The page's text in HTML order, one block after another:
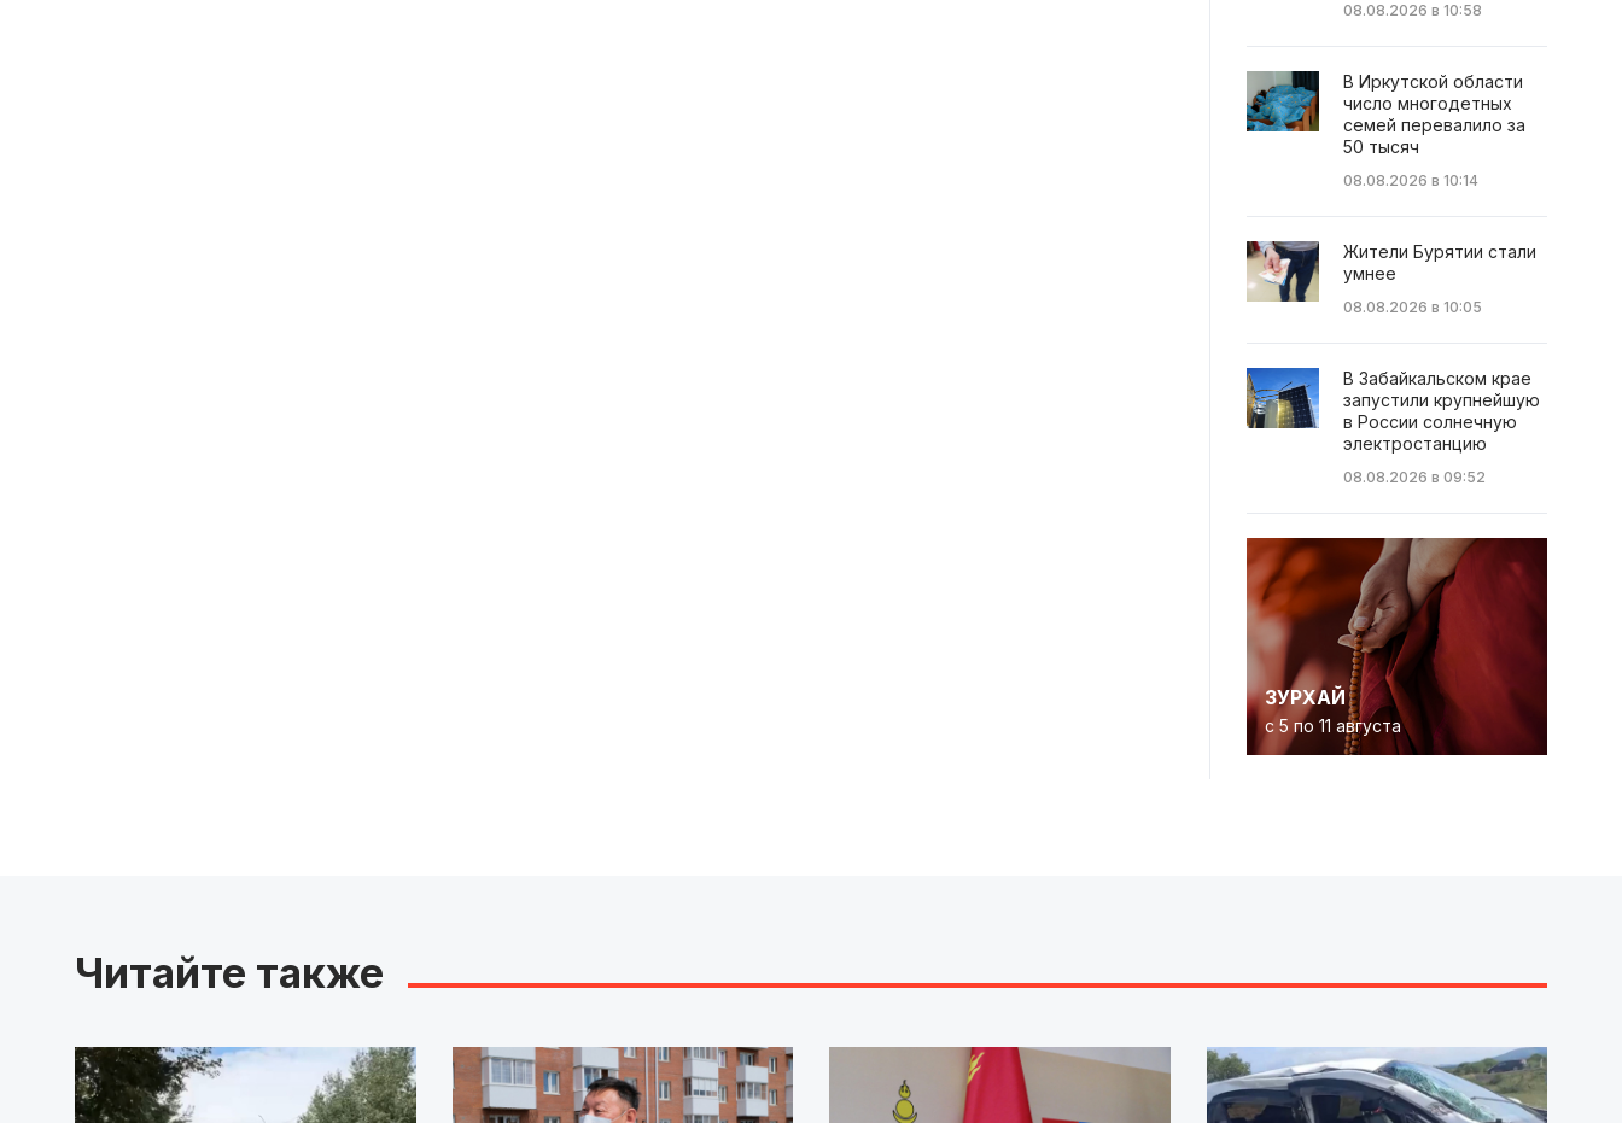
08.08.2026 в 10:58
В Иркутской области
число многодетных
семей перевалило за
50 тысяч
08.08.2026 в 10:14
Жители Бурятии стали
умнее
08.08.2026 в 10:05
В Забайкальском крае
запустили крупнейшую
в России солнечную
электростанцию
08.08.2026 в 09:52
ЗУРХАЙ
с 5 по 11 августа
Читайте также